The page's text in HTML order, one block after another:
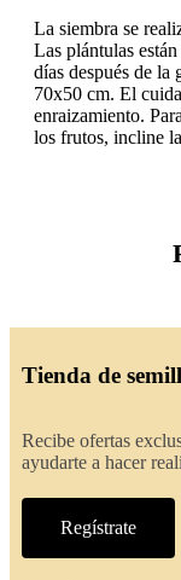
La siembra se
Las plántulas
días después de la
70x50 cm. El
enraizamiento.
los frutos, incline
Tienda de
Recibe ofertas
ayudarte a hacer
Regístrate